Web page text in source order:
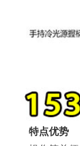
特点优势